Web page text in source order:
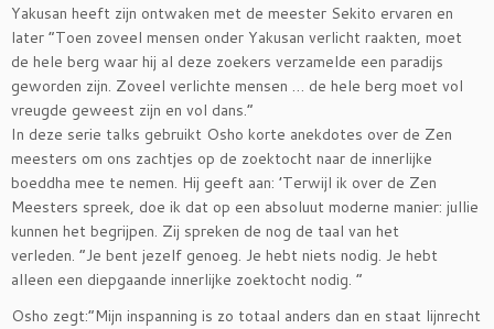
Yakusan heeft zijn ontwaken met de meester Sekito ervaren en
later “Toen zoveel mensen onder Yakusan verlicht raakten, moet
de hele berg waar hij al deze zoekers verzamelde een paradijs
geworden zijn. Zoveel verlichte mensen … de hele berg moet vol
vreugde geweest zijn en vol dans.”
In deze serie talks gebruikt Osho korte anekdotes over de Zen
meesters om ons zachtjes op de zoektocht naar de innerlijke
boeddha mee te nemen. Hij geeft aan: ’Terwijl ik over de Zen
Meesters spreek, doe ik dat op een absoluut moderne manier: jullie
kunnen het begrijpen. Zij spreken de nog de taal van het
verleden. “Je bent jezelf genoeg. Je hebt niets nodig. Je hebt
alleen een diepgaande innerlijke zoektocht nodig. “
Osho zegt:”Mijn inspanning is zo totaal anders dan en staat lijnrecht